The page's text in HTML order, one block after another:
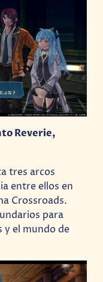
Reverie,
tres arcos
entre ellos en
Crossroads.
para
y el mundo de